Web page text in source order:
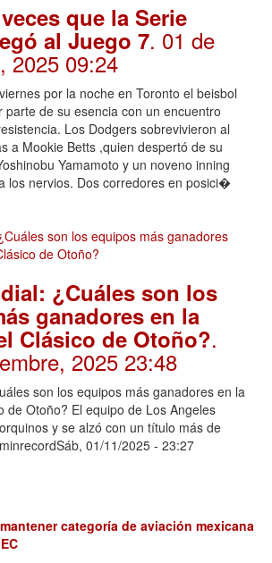
que la Serie
al Juego 7. 01 de
2025 09:24
por la noche en Toronto el beisbol
parte de su esencia con un encuentro
Los Dodgers sobrevivieron al
a Mookie Betts ,quien despertó de su
Yamamoto y un noveno inning
los nervios. Dos corredores en posici�
¿Cuáles son los
ganadores en la
Clásico de Otoño?.
2025 23:48
son los equipos más ganadores en la
de Otoño? El equipo de Los Angeles
y se alzó con un título más de
01/11/2025 - 23:27
categoría de aviación mexicana